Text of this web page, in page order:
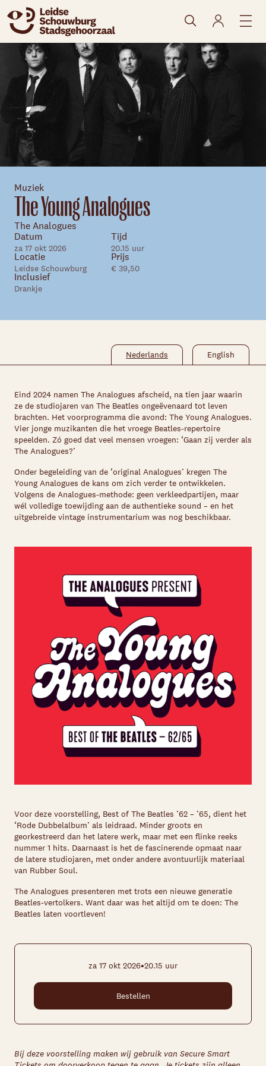
Skip navigatie
naar agenda
Muziek
The Young Analogues
The Analogues
Datum
za 17 okt 2026
Tijd
20.15 uur
Locatie
Leidse Schouwburg
Prijs
€ 39,50
Inclusief
Drankje
Nederlands English
Eind 2024 namen The Analogues afscheid, na tien jaar waarin
ze de studiojaren van The Beatles ongeëvenaard tot leven
brachten. Het voorprogramma die avond: The Young Analogues.
Vier jonge muzikanten die het vroege Beatles-repertoire
speelden. Zó goed dat veel mensen vroegen: ‘Gaan zij verder als
The Analogues?’
Onder begeleiding van de ‘original Analogues’ kregen The
Young Analogues de kans om zich verder te ontwikkelen.
Volgens de Analogues-methode: geen verkleedpartijen, maar
wél volledige toewijding aan de authentieke sound – en het
uitgebreide vintage instrumentarium was nog beschikbaar.
Voor deze voorstelling, Best of The Beatles ’62 – ’65, dient het
‘Rode Dubbelalbum’ als leidraad. Minder groots en
georkestreerd dan het latere werk, maar met een flinke reeks
nummer 1 hits. Daarnaast is het de fascinerende opmaat naar
de latere studiojaren, met onder andere avontuurlijk materiaal
van Rubber Soul.
The Analogues presenteren met trots een nieuwe generatie
Beatles-vertolkers. Want daar was het altijd om te doen: The
Beatles laten voortleven!
za 17 okt 2026•20.15 uur
Bestellen
Bij deze voorstelling maken wij gebruik van Secure Smart